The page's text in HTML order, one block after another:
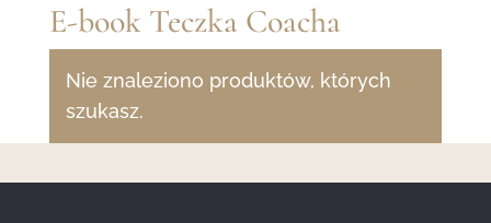
E-book Teczka Coacha
Nie znaleziono produktów, których
szukasz.